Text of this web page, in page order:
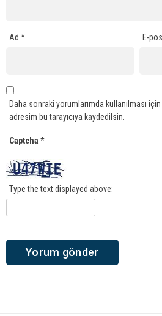
Ad * E-
Daha sonraki yorumlarımda kullanılması
adresim bu tarayıcıya kaydedilsin.
Captcha *
Type the text displayed above: